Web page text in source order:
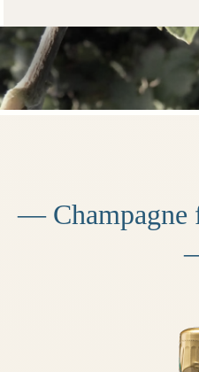
— Champagne